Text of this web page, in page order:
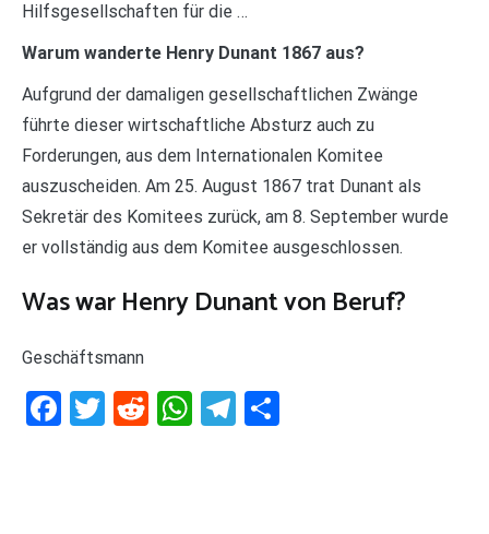
Hilfsgesellschaften für die …
Warum wanderte Henry Dunant 1867 aus?
Aufgrund der damaligen gesellschaftlichen Zwänge
führte dieser wirtschaftliche Absturz auch zu
Forderungen, aus dem Internationalen Komitee
auszuscheiden. Am 25. August 1867 trat Dunant als
Sekretär des Komitees zurück, am 8. September wurde
er vollständig aus dem Komitee ausgeschlossen.
Was war Henry Dunant von Beruf?
Geschäftsmann
Facebook
Twitter
RedditWhatsApp
Telegram